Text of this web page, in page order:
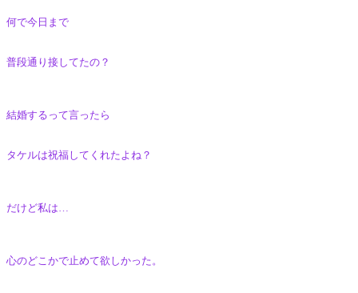
何で今日まで
普段通り接してたの？
結婚するって言ったら
タケルは祝福してくれたよね？
だけど私は…
心のどこかで止めて欲しかった。